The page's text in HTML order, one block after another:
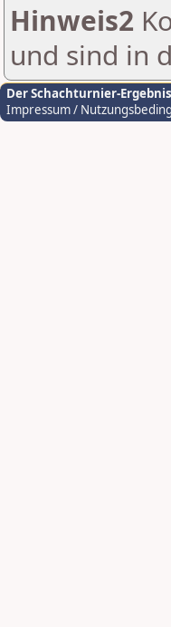
Hinweis2
und sind in
Der Schachturnier-
Impressum /